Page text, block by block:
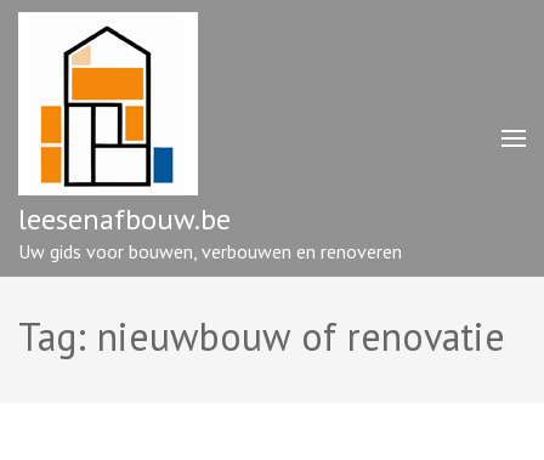
Ga
enter)
leesenafbouw.be
Uw gids voor bouwen, verbouwen en renoveren
Tag: nieuwbouw of renovatie